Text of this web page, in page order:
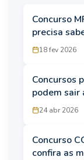
Concurso
precisa
objetiva
18 fev 2026
Concursos
podem sair
24 abr 2026
Concurso
confira as